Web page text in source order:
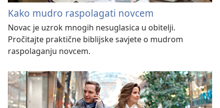
Kako mudro raspolagati novcem
Novac je uzrok mnogih nesuglasica u obitelji.
Pročitajte praktične biblijske savjete o mudrom
raspolaganju novcem.